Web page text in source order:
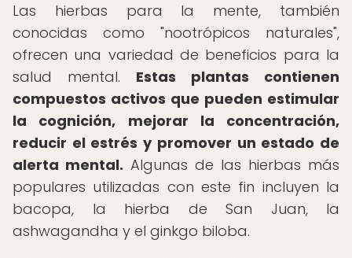
Las hierbas para la mente, también
conocidas como "nootrópicos naturales",
ofrecen una variedad de beneficios para la
salud mental. Estas plantas contienen
compuestos activos que pueden estimular
la cognición, mejorar la concentración,
reducir el estrés y promover un estado de
alerta mental. Algunas de las hierbas más
populares utilizadas con este fin incluyen la
bacopa, la hierba de San Juan, la
ashwagandha y el ginkgo biloba.